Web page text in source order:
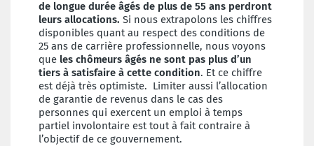
de longue durée âgés de plus de 55 ans perdront
leurs allocations. Si nous extrapolons les chiffres
disponibles quant au respect des conditions de
25 ans de carrière professionnelle, nous voyons
que les chômeurs âgés ne sont pas plus d’un
tiers à satisfaire à cette condition. Et ce chiffre
est déjà très optimiste. Limiter aussi l’allocation
de garantie de revenus dans le cas des
personnes qui exercent un emploi à temps
partiel involontaire est tout à fait contraire à
l’objectif de ce gouvernement.